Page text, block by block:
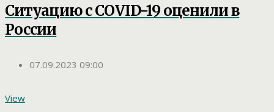
Ситуацию с COVID-19 оценили в
России
07.09.2023 09:00
View